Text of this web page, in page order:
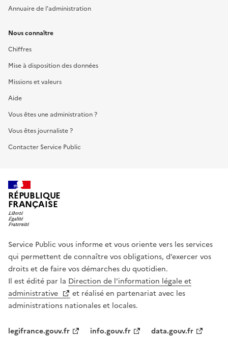
Annuaire de l'administration
Nous connaître
Chiffres
Mise à disposition des données
Missions et valeurs
Aide
Vous êtes une administration ?
Vous êtes journaliste ?
Contacter Service Public
RÉPUBLIQUE
FRANÇAISE
Service Public vous informe et vous oriente vers les services
qui permettent de connaître vos obligations, d’exercer vos
droits et de faire vos démarches du quotidien.
Il est édité par la Direction de l’information légale et
administrative
et réalisé en partenariat avec les
administrations nationales et locales.
legifrance.gouv.fr info.gouv.fr data.gouv.fr